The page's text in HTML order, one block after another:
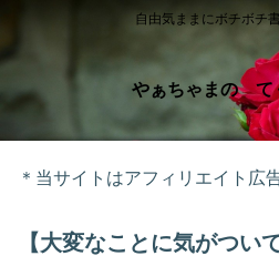
自由気ままにボチボチ
やぁちゃまの て
＊当サイトはアフィリエイト広
【大変なことに気がつい